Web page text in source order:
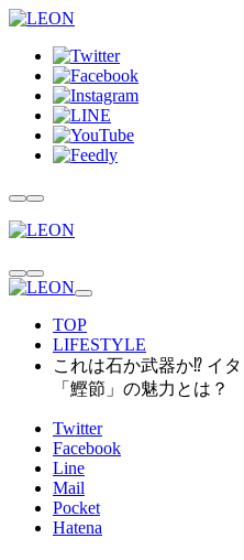
TOP
LIFESTYLE
これは石か武器か⁉ イ
「鰹節」の魅力とは？
Twitter
Facebook
Line
Mail
Pocket
Hatena